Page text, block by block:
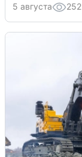
5 августа 252